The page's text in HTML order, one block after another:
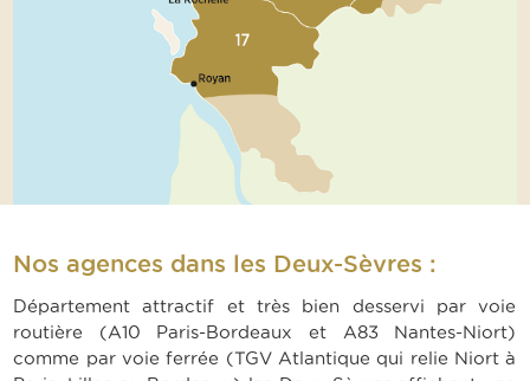
Nos agences dans les Deux-Sèvres :
Département attractif et très bien desservi par voie
routière (A10 Paris-Bordeaux et A83 Nantes-Niort)
comme par voie ferrée (TGV Atlantique qui relie Niort à